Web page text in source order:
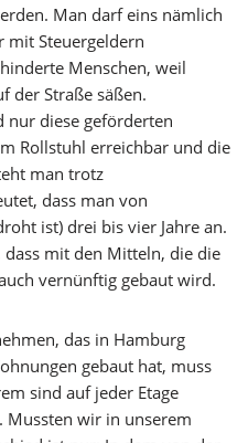
Man darf eins nämlich
mit Steuergeldern
Menschen, weil
der Straße säßen.
nur diese geförderten
Rollstuhl erreichbar und die
man trotz
dass man von
ist) drei bis vier Jahre an.
dass mit den Mitteln, die die
vernünftig gebaut wird.
das in Hamburg
gebaut hat, muss
sind auf jeder Etage
Mussten wir in unserem